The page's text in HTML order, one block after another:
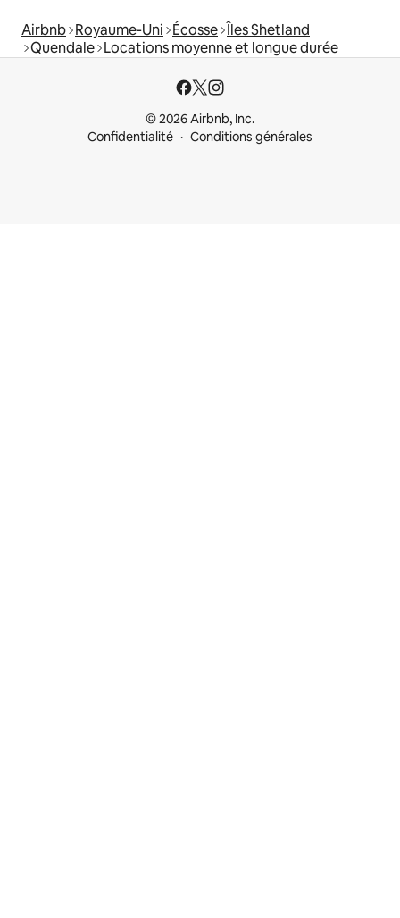
Airbnb Royaume-Uni Écosse Îles Shetland
Quendale Locations moyenne et longue durée
© 2026 Airbnb, Inc.
Confidentialité
Conditions générales